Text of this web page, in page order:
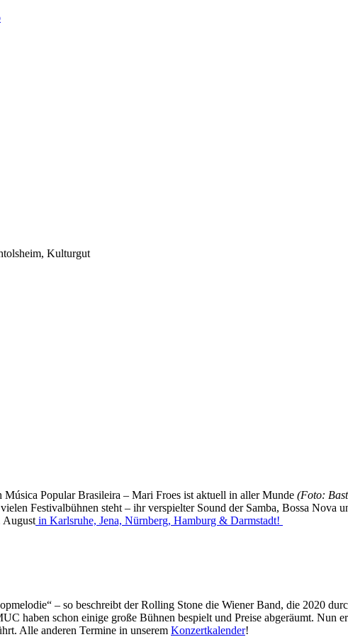
Kulturgut
Música Popular Brasileira – Mari Froes ist aktuell in aller Munde (Foto:
Festivalbühnen steht – ihr verspielter Sound der Samba, Bossa
August in Karlsruhe, Jena, Nürnberg, Hamburg & Darmstadt!
– so beschreibt der Rolling Stone die Wiener Band, die 2020
haben schon einige große Bühnen bespielt und Preise abgeräumt.
Alle anderen Termine in unserem Konzertkalender!